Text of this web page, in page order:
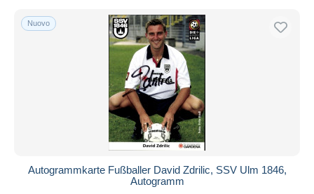
Nuovo
Autogrammkarte Fußballer David Zdrilic, SSV Ulm 1846,
Autogramm